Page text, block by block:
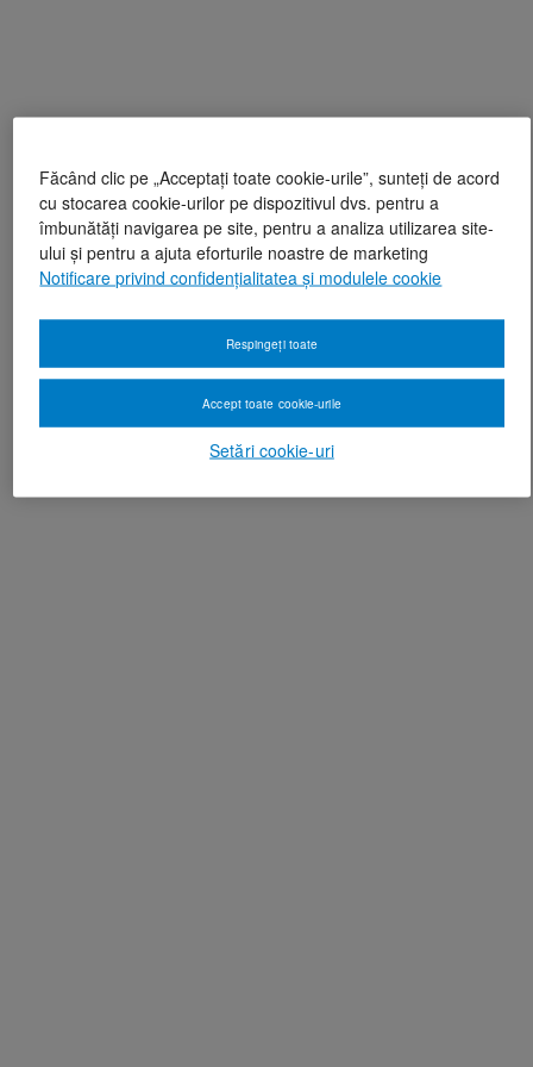
Făcând clic pe „Acceptați toate cookie-urile”, sunteți de acord
cu stocarea cookie-urilor pe dispozitivul dvs. pentru a
îmbunătăți navigarea pe site, pentru a analiza utilizarea site-
ului și pentru a ajuta eforturile noastre de marketing
Notificare privind confidențialitatea și modulele cookie
Setări cookie-uri
Respingeți toate
Accept toate cookie-urile